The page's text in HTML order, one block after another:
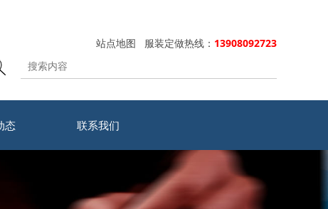
站点地图 服装定做热线： 13908092723
态 联系我们